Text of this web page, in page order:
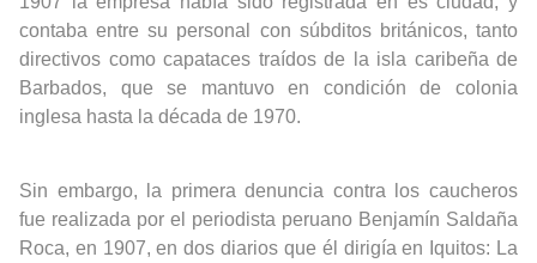
contaba entre su personal con súbditos británicos, tanto
directivos como capataces traídos de la isla caribeña de
Barbados, que se mantuvo en condición de colonia
inglesa hasta la década de 1970.
Sin embargo, la primera denuncia contra los caucheros
fue realizada por el periodista peruano Benjamín Saldaña
Roca, en 1907, en dos diarios que él dirigía en Iquitos: La